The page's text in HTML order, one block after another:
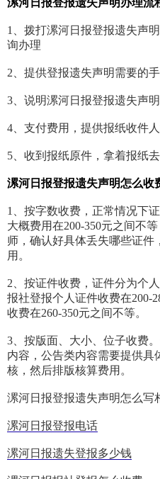
1、拨打漯河日报登报遗失声
询办理
2、提供登报遗失声明需要的
3、说明漯河日报登报遗失声
4、支付费用，提供报纸收件
5、收到报纸原件，拿着报纸
漯河日报登报遗失声明怎么收
1、按字数收费，正常情况下
大概费用在200-350元之间不
师，确认好具体丢失哪些证件
用。
2、按证件收费，证件分为个
报社登报个人证件收费在200-
收费在260-350元之间不等。
3、按版面、大小、位子收费
内容，公告类内容需要提供具
核，然后排版核算费用。
漯河日报登报遗失声明怎么写
漯河日报登报电话
漯河日报遗失登报多少钱